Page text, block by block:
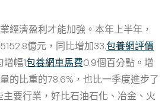
經濟盈利才能加強。本年上半年，
億元，同比增加33.包養網評價
幅1包養網車馬費0.9個百分點。增
的比重的78.6%，也比一季度進步了
要行業，好比石油石化、冶金、火